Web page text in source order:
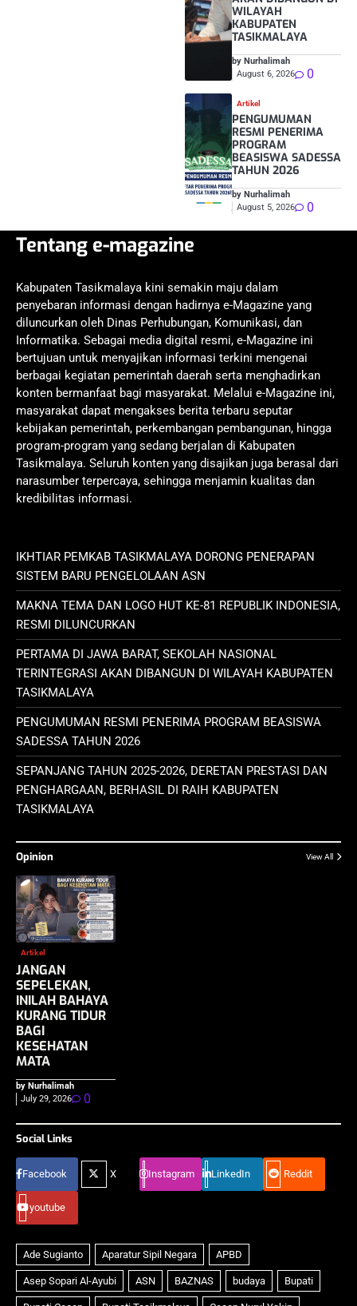
WILAYAH
KABUPATEN
TASIKMALAYA
by Nurhalimah
August 6, 2026
0
Artikel
PENGUMUMAN
RESMI PENERIMA
PROGRAM
BEASISWA SADESSA
TAHUN 2026
by Nurhalimah
August 5, 2026
0
Tentang e-magazine
Kabupaten Tasikmalaya kini semakin maju dalam
penyebaran informasi dengan hadirnya e-Magazine yang
diluncurkan oleh Dinas Perhubungan, Komunikasi, dan
Informatika. Sebagai media digital resmi, e-Magazine ini
bertujuan untuk menyajikan informasi terkini mengenai
berbagai kegiatan pemerintah daerah serta menghadirkan
konten bermanfaat bagi masyarakat. Melalui e-Magazine ini,
masyarakat dapat mengakses berita terbaru seputar
kebijakan pemerintah, perkembangan pembangunan, hingga
program-program yang sedang berjalan di Kabupaten
Tasikmalaya. Seluruh konten yang disajikan juga berasal dari
narasumber terpercaya, sehingga menjamin kualitas dan
kredibilitas informasi.
IKHTIAR PEMKAB TASIKMALAYA DORONG PENERAPAN
SISTEM BARU PENGELOLAAN ASN
MAKNA TEMA DAN LOGO HUT KE-81 REPUBLIK INDONESIA,
RESMI DILUNCURKAN
PERTAMA DI JAWA BARAT, SEKOLAH NASIONAL
TERINTEGRASI AKAN DIBANGUN DI WILAYAH KABUPATEN
TASIKMALAYA
PENGUMUMAN RESMI PENERIMA PROGRAM BEASISWA
SADESSA TAHUN 2026
SEPANJANG TAHUN 2025-2026, DERETAN PRESTASI DAN
PENGHARGAAN, BERHASIL DI RAIH KABUPATEN
TASIKMALAYA
Opinion View All
Artikel
JANGAN
SEPELEKAN,
INILAH BAHAYA
KURANG TIDUR
BAGI
KESEHATAN
MATA
by Nurhalimah
July 29, 2026
0
Social Links
Facebook X Instagram LinkedIn Reddit
youtube